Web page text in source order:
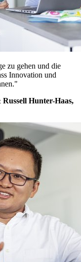
zu gehen und die
Innovation und
Hunter-Haas,